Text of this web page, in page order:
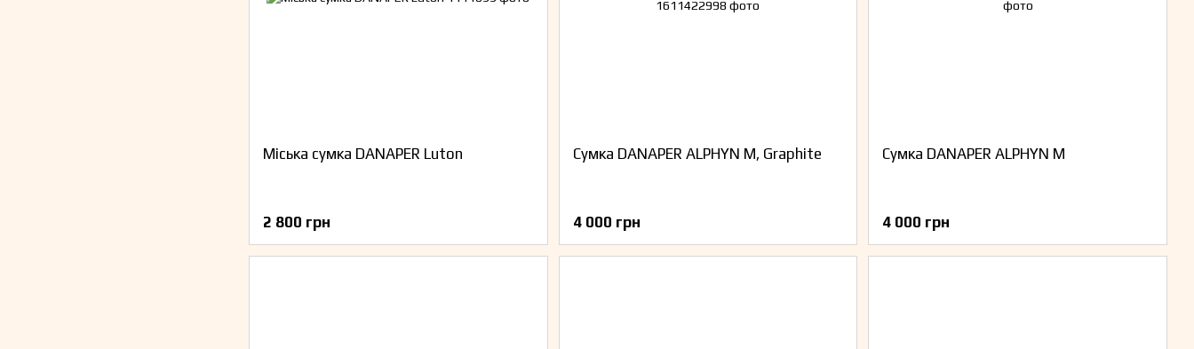
Міська сумка DANAPER Luton
2 800 грн
Сумка DANAPER ALPHYN M, Graphite
4 000 грн
Сумка DANAPER ALPHYN M
4 000 грн